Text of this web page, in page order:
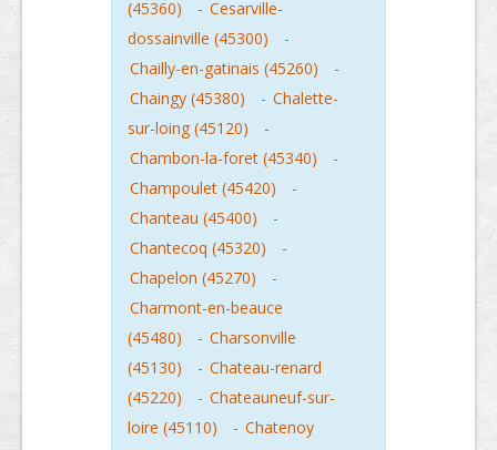
(45360)
- Cesarville-
dossainville (45300)
-
Chailly-en-gatinais (45260)
-
Chaingy (45380)
- Chalette-
sur-loing (45120)
-
Chambon-la-foret (45340)
-
Champoulet (45420)
-
Chanteau (45400)
-
Chantecoq (45320)
-
Chapelon (45270)
-
Charmont-en-beauce
(45480)
- Charsonville
(45130)
- Chateau-renard
(45220)
- Chateauneuf-sur-
loire (45110)
- Chatenoy